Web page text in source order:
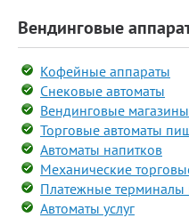
Вендинговые
Кофейные аппараты
Снековые автоматы
Вендинговые магазины
Торговые автоматы
Автоматы напитков
Механические
Платежные терминалы
Автоматы услуг